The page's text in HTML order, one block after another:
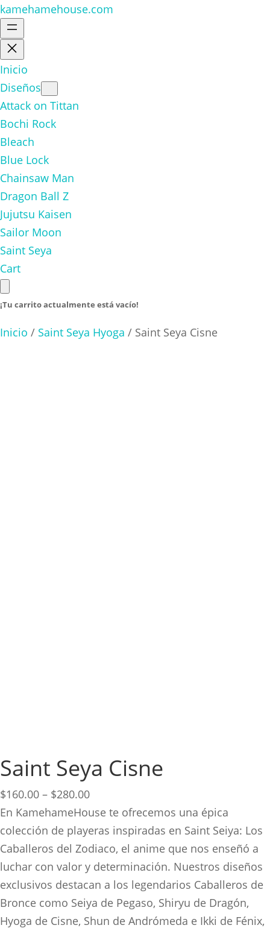
kamehamehouse.com
Inicio
Diseños
Attack on Tittan
Bochi Rock
Bleach
Blue Lock
Chainsaw Man
Dragon Ball Z
Jujutsu Kaisen
Sailor Moon
Saint Seya
Cart
¡Tu carrito actualmente está vacío!
Inicio / Saint Seya Hyoga / Saint Seya Cisne
Saint Seya Cisne
$160.00 – $280.00Price
range:
$160.00
through
$280.00
En KamehameHouse te ofrecemos una épica
colección de playeras inspiradas en Saint Seiya: Los
Caballeros del Zodiaco, el anime que nos enseñó a
luchar con valor y determinación. Nuestros diseños
exclusivos destacan a los legendarios Caballeros de
Bronce como Seiya de Pegaso, Shiryu de Dragón,
Hyoga de Cisne, Shun de Andrómeda e Ikki de Fénix,